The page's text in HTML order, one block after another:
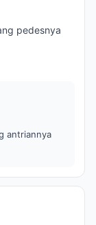
pedesnya
antriannya